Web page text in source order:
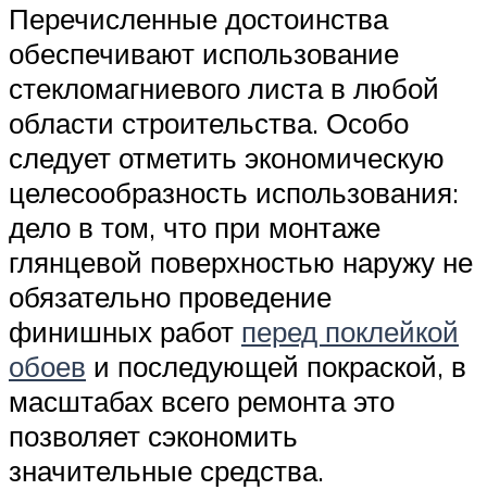
Перечисленные достоинства
обеспечивают использование
стекломагниевого листа в любой
области строительства. Особо
следует отметить экономическую
целесообразность использования:
дело в том, что при монтаже
глянцевой поверхностью наружу не
обязательно проведение
финишных работ перед поклейкой
обоев и последующей покраской, в
масштабах всего ремонта это
позволяет сэкономить
значительные средства.